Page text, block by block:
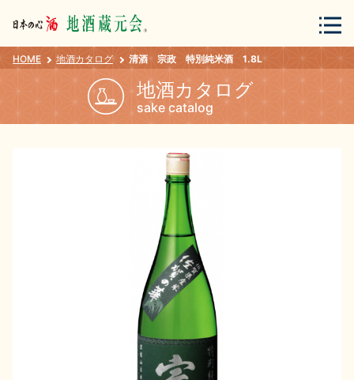
会員登録 ログイン
地酒カタログ
HOME 地酒カタログ 清酒 宗政 特別純米酒 1.8L
地酒カタログ
sake catalog